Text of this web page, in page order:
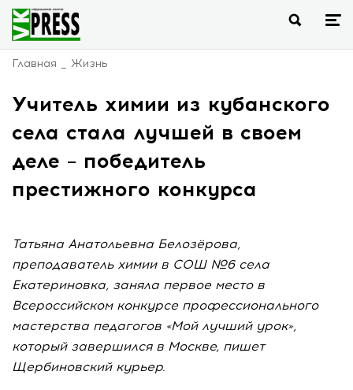
Главная Жизнь
Учитель химии из кубанского
села стала лучшей в своем
деле – победитель
престижного конкурса
Татьяна Анатольевна Белозёрова,
преподаватель химии в СОШ №6 села
Екатериновка, заняла первое место в
Всероссийском конкурсе профессионального
мастерства педагогов «Мой лучший урок»,
который завершился в Москве, пишет
Щербиновский курьер.